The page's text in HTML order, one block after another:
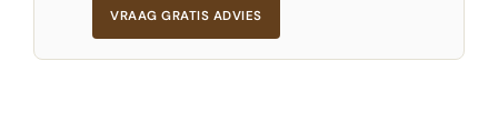
VRAAG GRATIS ADVIES